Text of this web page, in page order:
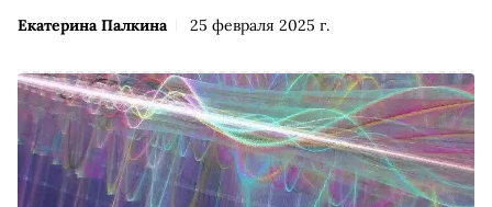
Екатерина Палкина 25 февраля 2025 г.